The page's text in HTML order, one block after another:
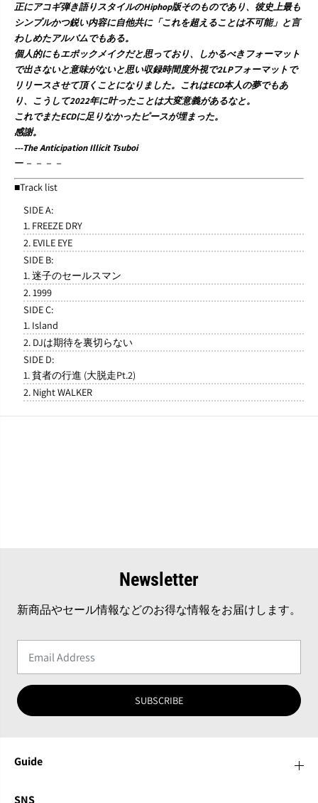
正にアコギ弾き語りスタイルのHiphop版そのものであり、彼史上最も
シンプルかつ鋭い内容に自他共に「これを超えることは不可能」と言
わしめたアルバムでもある。
個人的にもエポックメイクだと思っており、しかるべきフォーマット
で出さないと意味がないと思い収録時間度外視で2LPフォーマットで
リリースさせて頂くことになりました。これはECD本人の夢でもあ
り、こうして2022年に叶ったことは大変意義があるなと。
これでまたECDに足りなかったピースが埋まった。
感謝。
---The Anticipation Illicit Tsuboi
ー－－－－
■Track list
SIDE A:
1. FREEZE DRY
2. EVILE EYE
SIDE B:
1. 迷子のセールスマン
2. 1999
SIDE C:
1. Island
2. DJは期待を裏切らない
SIDE D:
1. 貧者の行進 (大脱走Pt.2)
2. Night WALKER
Newsletter
新商品やセール情報などのお得な情報をお届けします。
SUBSCRIBE
Guide
SNS